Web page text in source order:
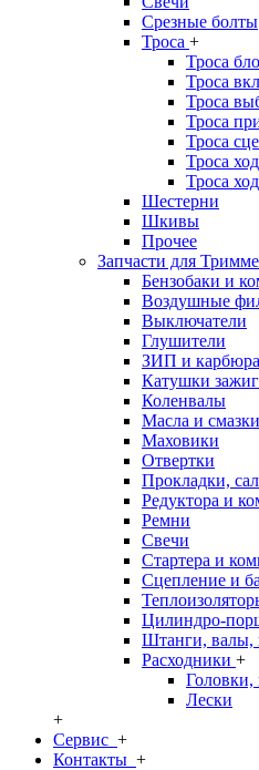
Срезные болты
Троса +
Троса
Троса
Троса
Троса
Троса
Троса
Троса
Шестерни
Шкивы
Прочее
Запчасти для
Бензобаки и
Воздушные
Выключатели
Глушители
ЗИП и
Катушки
Коленвалы
Масла и смазки
Маховики
Отвертки
Прокладки,
Редуктора и
Ремни
Свечи
Стартера и
Сцепление и
Цилиндро-
Штанги, валы,
Расходники +
Головки,
Лески
+
Сервис +
Контакты +